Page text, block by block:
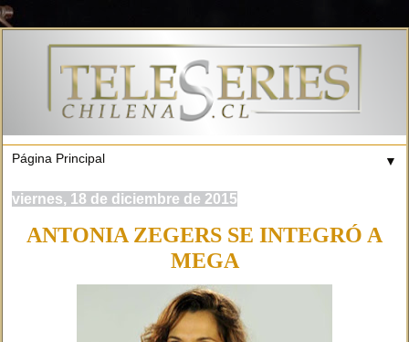
▼
viernes, 18 de diciembre de 2015
ANTONIA ZEGERS SE INTEGRÓ A
MEGA